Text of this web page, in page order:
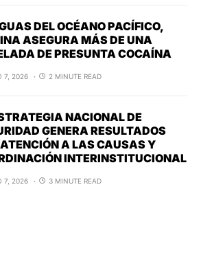
DEL OCÉANO PACÍFICO,
ASEGURA MÁS DE UNA
DE PRESUNTA COCAÍNA
7, 2026 2 MINUTE READ
NACIONAL DE
GENERA RESULTADOS
A LAS CAUSAS Y
INTERINSTITUCIONAL
7, 2026 3 MINUTE READ